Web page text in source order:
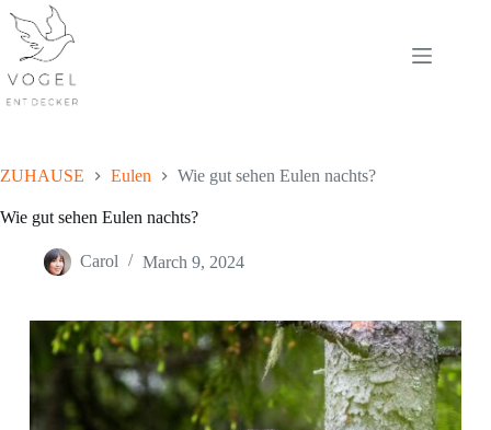
content
ZUHAUSE Eulen Wie gut sehen Eulen nachts?
Wie gut sehen Eulen nachts?
Carol March 9, 2024